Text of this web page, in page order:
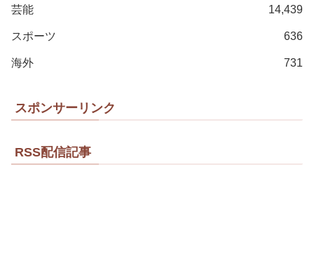
芸能 14,439
スポーツ 636
海外 731
スポンサーリンク
RSS配信記事